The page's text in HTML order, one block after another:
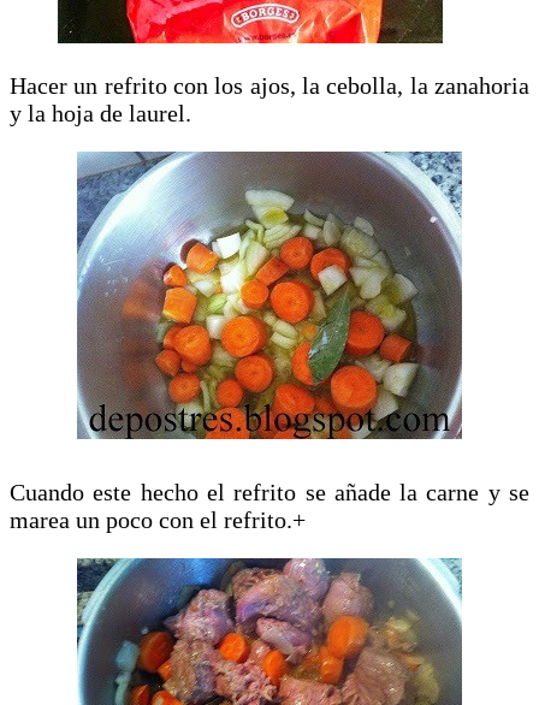
Hacer un refrito con los ajos, la cebolla, la zanahoria
y la hoja de laurel.
Cuando este hecho el refrito se añade la carne y se
marea un poco con el refrito.+